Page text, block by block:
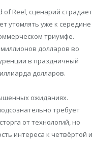
Reel, сценарий страдает
утомлять уже к середине
триумфе.
долларов во
в праздничный
долларов.
ожиданиях.
требует
от технологий, но
интереса к четвёртой и